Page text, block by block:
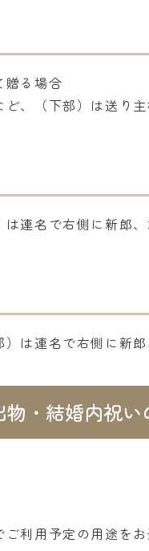
贈る場合
、（下部）は送り
連名で右側に新郎
は連名で右側に新
・結婚内祝い
利用予定の用途をお